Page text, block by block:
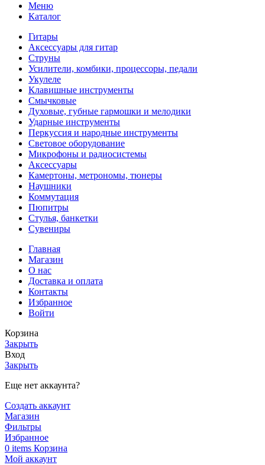
Меню
Каталог
Гитары
Аксессуары для гитар
Струны
Усилители, комбики, процессоры, педали
Укулеле
Клавишные инструменты
Смычковые
Духовые, губные гармошки и мелодики
Ударные инструменты
Перкуссия и народные инструменты
Световое оборудование
Микрофоны и радиосистемы
Аксессуары
Камертоны, метрономы, тюнеры
Наушники
Коммутация
Пюпитры
Стулья, банкетки
Сувениры
Главная
Магазин
О нас
Доставка и оплата
Контакты
Избранное
Войти
Корзина
Закрыть
Вход
Закрыть
Еще нет аккаунта?
Создать аккаунт
Магазин
Фильтры
Избранное
0 items Корзина
Мой аккаунт